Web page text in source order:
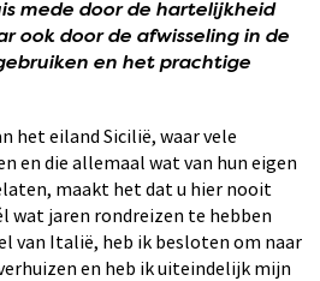
mede door de hartelijkheid
ook door de afwisseling in de
en het prachtige
het eiland Sicilië, waar vele
en die allemaal wat van hun eigen
maakt het dat u hier nooit
wat jaren rondreizen te hebben
van Italië, heb ik besloten om naar
en heb ik uiteindelijk mijn